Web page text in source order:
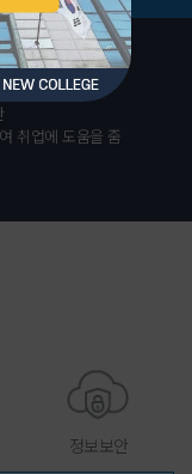
취업에 도움을 줌
정보보안